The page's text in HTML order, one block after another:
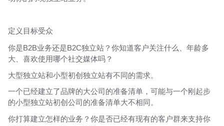
定义目标受众
你是B2B业务还是B2C独立站？你知道客户关注什么、年龄多
大、喜欢使用哪个社交媒体吗？
大型独立站和小型初创独立站有不同的需求。
一个已经建立了品牌的大公司的准备清单，可能与一个刚起步
的小型独立站初创公司的准备清单大不相同。
你打算建立怎样的业务？你是否已经有现有的客户群来支持你